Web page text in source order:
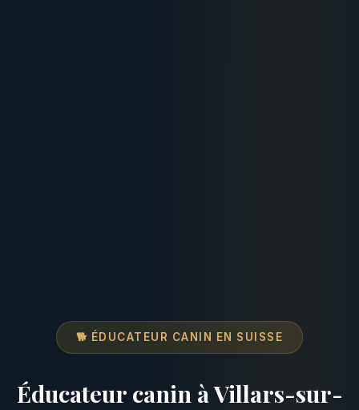
🐕 ÉDUCATEUR CANIN EN SUISSE
Éducateur canin à Villars-sur-